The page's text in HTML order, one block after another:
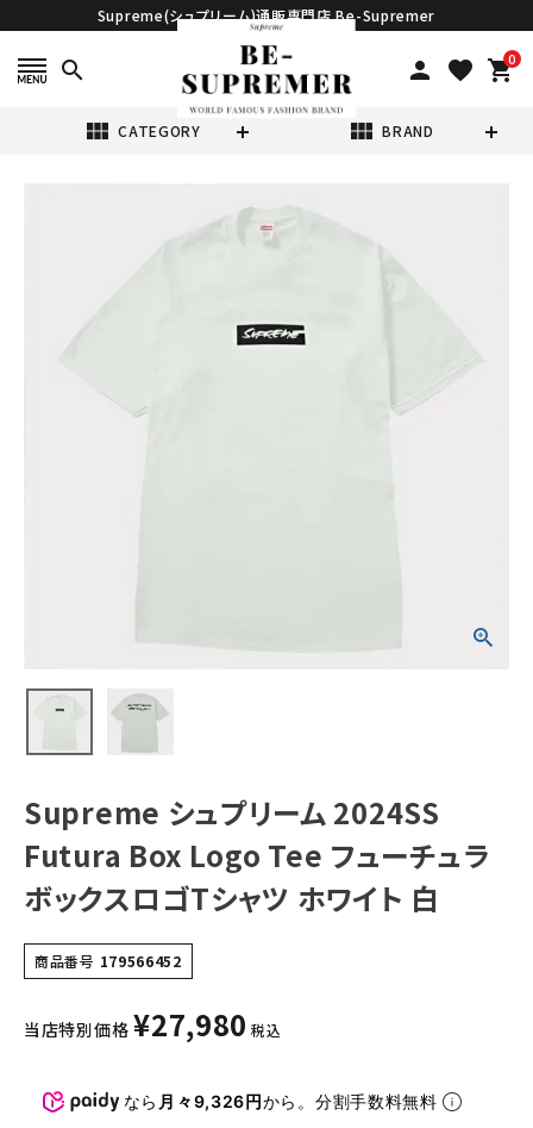
Supreme(シュプリーム)通販専門店 Be-Supremer
search person favorite 0
shopping_cart
view_module CATEGORY view_module BRAND
Tシャツ・ロングスリーブ
キャップ・ハット
ニット帽・ビーニー
その他バッグ類
スニーカー・ブーツ
Supreme シュプリーム 2024SS
Futura Box Logo Tee フューチュラ
ボックスロゴTシャツ ホワイト 白
商品番号 179566452
当店特別価格 ¥27,980 税込
なら 月々9,326円から。分割手数料無料